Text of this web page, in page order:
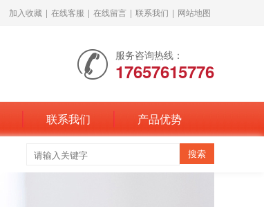
加入收藏 | 在线客服 | 在线留言 | 联系我们 | 网站地图
服务咨询热线：
17657615776
联系我们 产品优势